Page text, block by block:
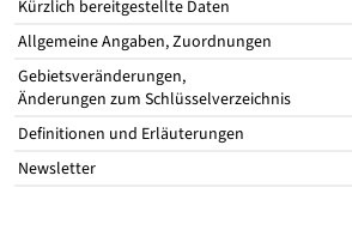
Kürzlich bereitgestellte Daten
Allgemeine Angaben, Zuordnungen
Gebietsveränderungen,
Änderungen zum Schlüsselverzeichnis
Definitionen und Erläuterungen
Newsletter